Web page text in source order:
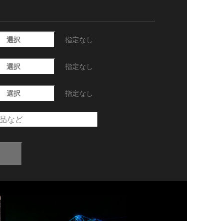
選択 指定なし
選択 指定なし
選択 指定なし